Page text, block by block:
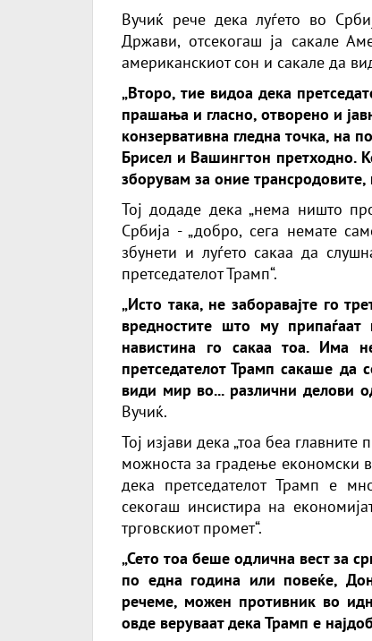
Вучиќ рече дека луѓето во
Држави, отсекогаш ја сакале
американскиот сон и сакале да
„Второ, тие видоа дека
прашања и гласно, отворено и
конзервативна гледна точка, на
Брисел и Вашингтон претходно.
зборувам за оние трансродовите,
Тој додаде дека „нема ништо
Србија - „добро, сега немате
збунети и луѓето сакаа да
претседателот Трамп“.
„Исто така, не заборавајте го
вредностите што му припаѓаат
навистина го сакаа тоа. Има
претседателот Трамп сакаше да
види мир во... различни делови
Вучиќ.
Тој изјави дека „тоа беа
можноста за градење економски
дека претседателот Трамп е
секогаш инсистира на
трговскиот промет“.
„Сето тоа беше одлична вест за
по една година или повеќе,
речеме, можен противник во
овде веруваат дека Трамп е